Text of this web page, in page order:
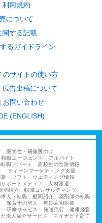
利用規約
について
関する記載
るガイドライン
のサイトの使い方
広告出稿について
お問い合わせ
(ENGLISH)
医学生・研修医向け
転職エージェント
アルバイト
職／パート
高校生の進路情報
ティーンマーケティング支援
・ソフト
ウエディング情報
サポートメディア
人材派遣
卒紹介
転職コンサルティング
人・転職 顧問紹介
薬剤師の転職
保育士の求人
無期雇用派遣
研修サービス 発送代行
健康経営
求人紹介サービス
マイナビ子育て